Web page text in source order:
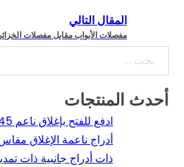
المقال التالي
مفصلات الأبواب مقابل مفصلات
بحث
أحدث المنتجات
ذات أدراج جانبية ذات